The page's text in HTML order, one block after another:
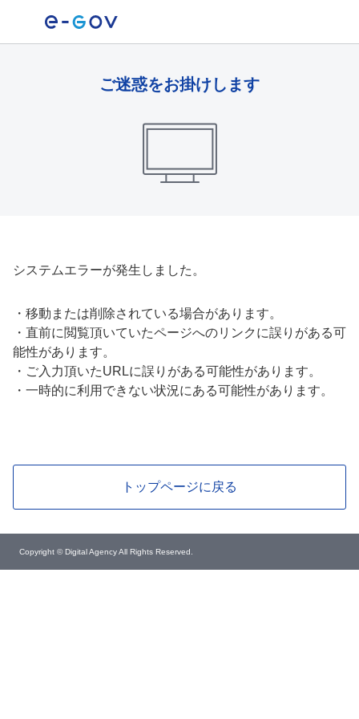
ご迷惑をお掛けします
システムエラーが発生しました。
・ 移動または削除されている場合があります。
・ 直前に閲覧頂いていたページへのリンクに誤りがある可
能性があります。
・ ご入力頂いたURLに誤りがある可能性があります。
・ 一時的に利用できない状況にある可能性があります。
トップページに戻る
Copyright © Digital Agency All Rights Reserved.